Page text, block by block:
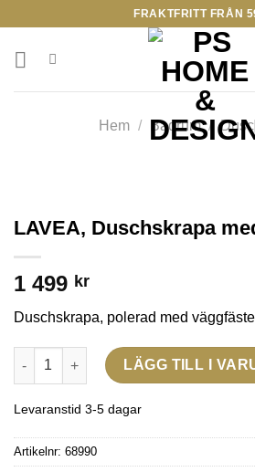
content
FRAKTFRITT FRÅN
Hem / Badrum /
LAVEA, Duschskrapa
1 499 kr
Duschskrapa, polerad med
LAVEA, Duschskrapa med väggfäste
LÄGG TILL I
Levaranstid 3-5 dagar
Artikelnr: 68990